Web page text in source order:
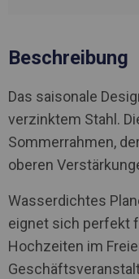
Beschreibung
Das saisonale
verzinktem Stahl.
Sommerrahmen,
oberen
Wasserdichtes
eignet sich perfekt
Hochzeiten im